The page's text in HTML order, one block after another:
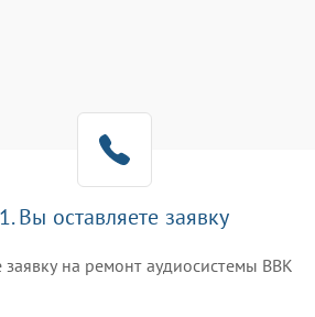
1. Вы оставляете заявку
заявку на ремонт аудиосистемы BBK